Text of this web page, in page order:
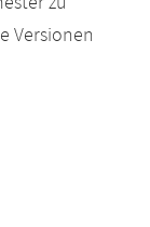
Versionen